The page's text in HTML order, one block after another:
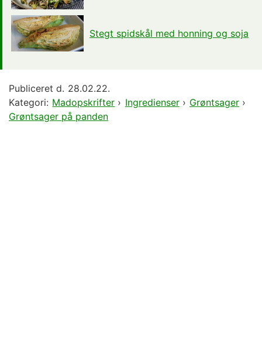
Stegt spidskål med honning og soja
Publiceret d. 28.02.22.
Kategori: Madopskrifter › Ingredienser› Grøntsager ›
Grøntsager på panden